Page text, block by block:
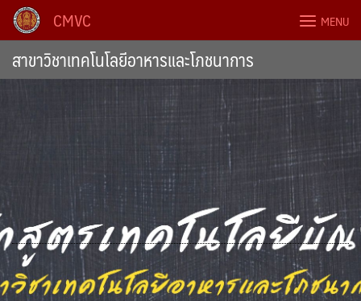
Skip
CMVC MENU
สาขาวิชาเทคโนโลยีอาหารและโภชนาการ